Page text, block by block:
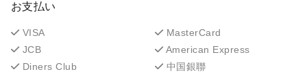
お支払い
VISA
MasterCard
JCB
American Express
Diners Club
中国銀聯